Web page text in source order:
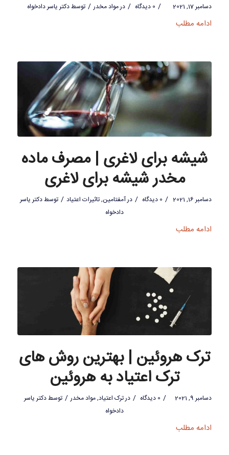
دسامبر 17, 2021 / 0 دیدگاه / درمواد مخدر / توسطدکتر یاسر دادخواه
ادامه مطلب
شیشه برای لاغری | مصرف ماده
مخدر شیشه برای لاغری
دسامبر 16, 2021 / 0 دیدگاه / درآمفتامین,تاثیرات اعتیاد / توسطدکتر یاسر
دادخواه
ادامه مطلب
ترک هروئین | بهترین روش های
ترک اعتیاد به هروئین
دسامبر 9, 2021 / 0 دیدگاه / درترک اعتیاد,مواد مخدر / توسطدکتر یاسر
دادخواه
ادامه مطلب